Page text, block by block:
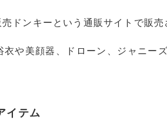
ドンキーという通販サイトで販売
や美顔器、ドローン、ジャニー
イテム